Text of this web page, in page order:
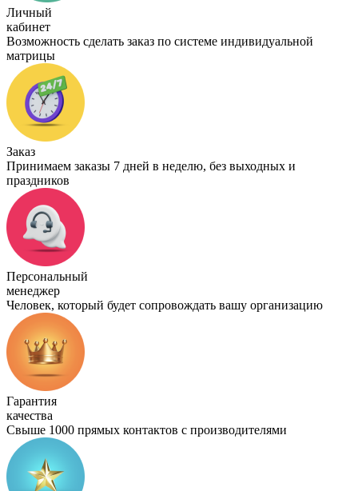
Личный
кабинет
Возможность сделать заказ по системе индивидуальной
матрицы
Заказ
Принимаем заказы 7 дней в неделю, без выходных и
праздников
Персональный
менеджер
Человек, который будет сопровождать вашу организацию
Гарантия
качества
Свыше 1000 прямых контактов с производителями